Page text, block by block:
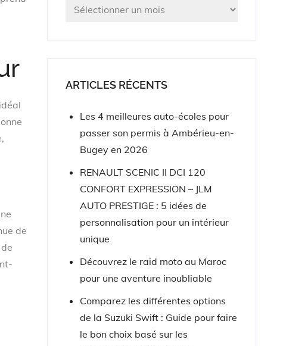
de
Archives
ARTICLES RÉCENTS
Les 4 meilleures auto-écoles pour
passer son permis à Ambérieu-en-
Bugey en 2026
RENAULT SCENIC II DCI 120
CONFORT EXPRESSION – JLM
AUTO PRESTIGE : 5 idées de
personnalisation pour un intérieur
unique
Découvrez le raid moto au Maroc
pour une aventure inoubliable
Comparez les différentes options
de la Suzuki Swift : Guide pour faire
le bon choix basé sur les